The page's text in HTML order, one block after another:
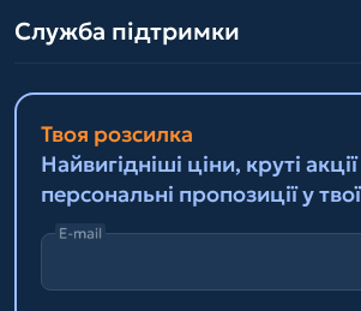
Служба підтримки
Твоя розсилка
Найвигідніші ціни, круті акції
персональні пропозиції у
E-mail